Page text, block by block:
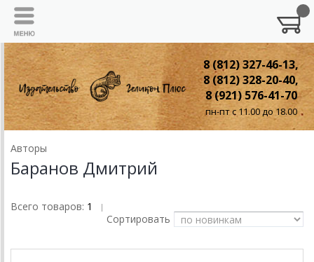
8 (812) 327-46-13,
8 (812) 328-20-40,
8 (921) 576-41-70
пн-пт с 11.00 до 18.00
Авторы
Баранов Дмитрий
Всего товаров: 1 |
Сортировать